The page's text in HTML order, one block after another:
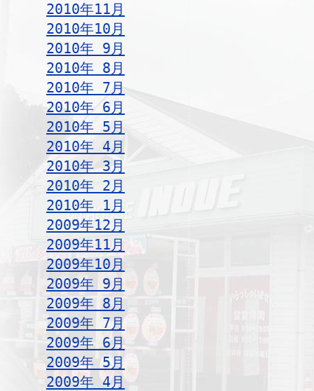
2010年11月
2010年10月
2010年 9月
2010年 8月
2010年 7月
2010年 6月
2010年 5月
2010年 4月
2010年 3月
2010年 2月
2010年 1月
2009年12月
2009年11月
2009年10月
2009年 9月
2009年 8月
2009年 7月
2009年 6月
2009年 5月
2009年 4月